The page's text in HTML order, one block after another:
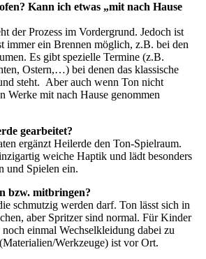
Kann ich etwas „mit nach Hause
der Prozess im Vordergrund. Jedoch ist
immer ein Brennen möglich, z.B. bei den
Es gibt spezielle Termine (z.B.
Ostern,…) bei denen das klassische
steht. Aber auch wenn Ton nicht
Werke mit nach Hause genommen
gearbeitet?
ergänzt Heilerde den Ton-Spielraum.
weiche Haptik und lädt besonders
und Spielen ein.
bzw. mitbringen?
schmutzig werden darf. Ton lässt sich in
aber Spritzer sind normal. Für Kinder
einmal Wechselkleidung dabei zu
Werkzeuge) ist vor Ort.